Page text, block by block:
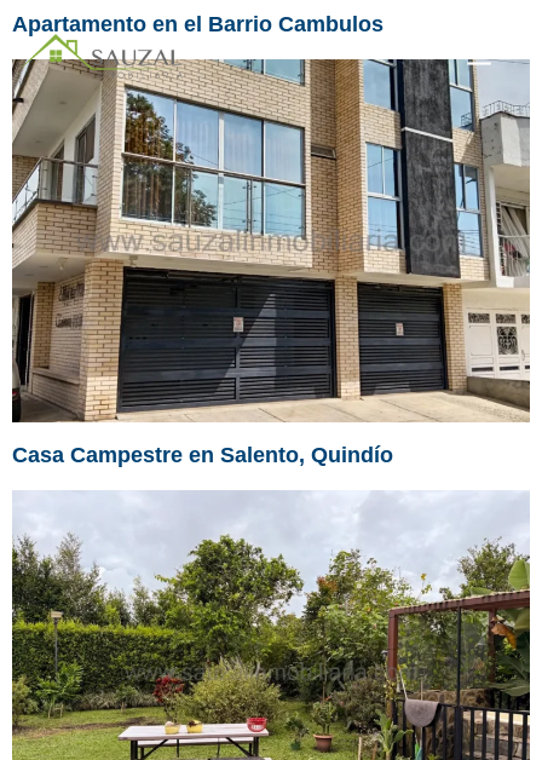
Apartamento en el Barrio Cambulos
Casa Campestre en Salento, Quindío